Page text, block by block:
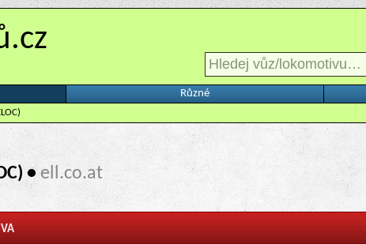
Různé
•ell.co.at